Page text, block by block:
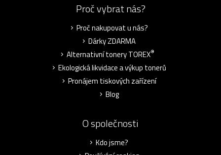
Proč vybrat nás?
Proč nakupovat u nás?
Dárky ZDARMA
Alternativní tonery TOREX®
Ekologická likvidace a výkup tonerů
Pronájem tiskových zařízení
Blog
O společnosti
Kdo jsme?